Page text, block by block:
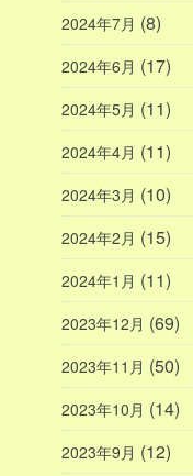
2024年7月 (8)
2024年6月 (17)
2024年5月 (11)
2024年4月 (11)
2024年3月 (10)
2024年2月 (15)
2024年1月 (11)
2023年12月 (69)
2023年11月 (50)
2023年10月 (14)
2023年9月 (12)